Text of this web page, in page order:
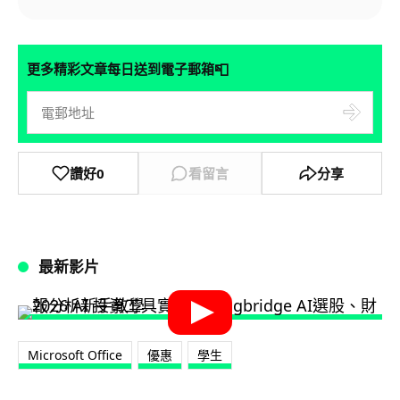
更多精彩文章每日送到電子郵箱📮
讚好0 看留言 分享
最新影片
Microsoft Office 優惠 學生